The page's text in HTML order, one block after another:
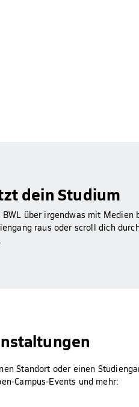
dein Studium
BWL über irgendwas mit
raus oder scroll dich
Standort oder einen
Campus-Events und mehr: